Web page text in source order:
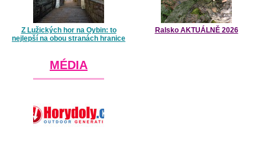
Z Lužických hor na Oybin: to
nejlepší na obou stranách hranice
Ralsko AKTUÁLNĚ 2026
MÉDIA